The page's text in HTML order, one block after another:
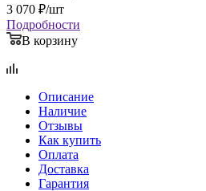
3 070 ₽/шт
Подробности
В корзину
Описание
Наличие
Отзывы
Как купить
Оплата
Доставка
Гарантия